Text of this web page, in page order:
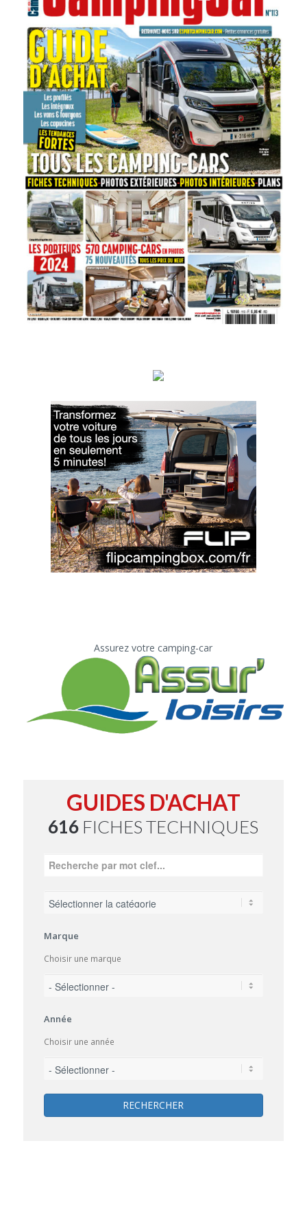
Assurez votre camping-car
GUIDES D'ACHAT
616 FICHES TECHNIQUES
Marque
Choisir une marque
Année
Choisir une année
RECHERCHER